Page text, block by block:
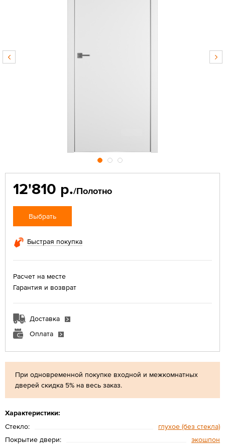
При одновременной покупке входной и межкомнатных
дверей скидка 5% на весь заказ.
Характеристики:
Стекло:
глухое (без стекла)
Покрытие двери:
экошпон
12'810 р./Полотно
Выбрать
Быстрая покупка
Расчет на месте
Гарантия и возврат
Доставка
Оплата